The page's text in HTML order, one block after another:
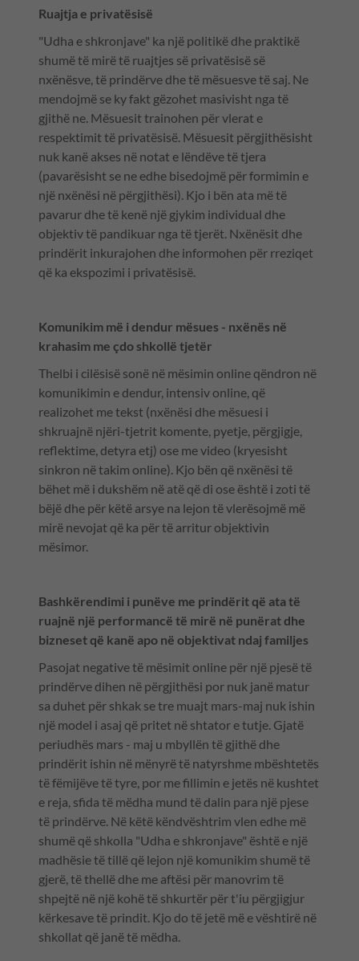
Ruajtja e privatësisë
"Udha e shkronjave" ka një politikë dhe praktikë
shumë të mirë të ruajtjes së privatësisë së
nxënësve, të prindërve dhe të mësuesve të saj. Ne
mendojmë se ky fakt gëzohet masivisht nga të
gjithë ne. Mësuesit trainohen për vlerat e
respektimit të privatësisë. Mësuesit përgjithësisht
nuk kanë akses në notat e lëndëve të tjera
(pavarësisht se ne edhe bisedojmë për formimin e
një nxënësi në përgjithësi). Kjo i bën ata më të
pavarur dhe të kenë një gjykim individual dhe
objektiv të pandikuar nga të tjerët. Nxënësit dhe
prindërit inkurajohen dhe informohen për rreziqet
që ka ekspozimi i privatësisë.
Komunikim më i dendur mësues - nxënës në
krahasim me çdo shkollë tjetër
Thelbi i cilësisë sonë në mësimin online qëndron në
komunikimin e dendur, intensiv online, që
realizohet me tekst (nxënësi dhe mësuesi i
shkruajnë njëri-tjetrit komente, pyetje, përgjigje,
reflektime, detyra etj) ose me video (kryesisht
sinkron në takim online). Kjo bën që nxënësi të
bëhet më i dukshëm në atë që di ose është i zoti të
bëjë dhe për këtë arsye na lejon të vlerësojmë më
mirë nevojat që ka për të arritur objektivin
mësimor.
Bashkërendimi i punëve me prindërit që ata të
ruajnë një performancë të mirë në punërat dhe
bizneset që kanë apo në objektivat ndaj familjes
Pasojat negative të mësimit online për një pjesë të
prindërve dihen në përgjithësi por nuk janë matur
sa duhet për shkak se tre muajt mars-maj nuk ishin
një model i asaj që pritet në shtator e tutje. Gjatë
periudhës mars - maj u mbyllën të gjithë dhe
prindërit ishin në mënyrë të natyrshme mbështetës
të fëmijëve të tyre, por me fillimin e jetës në kushtet
e reja, sfida të mëdha mund të dalin para një pjese
të prindërve. Në këtë këndvështrim vlen edhe më
shumë që shkolla "Udha e shkronjave" është e një
madhësie të tillë që lejon një komunikim shumë të
gjerë, të thellë dhe me aftësi për manovrim të
shpejtë në një kohë të shkurtër për t'iu përgjigjur
kërkesave të prindit. Kjo do të jetë më e vështirë në
shkollat që janë të mëdha.